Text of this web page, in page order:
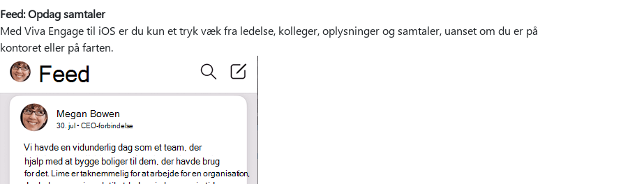
Feed: Opdag samtaler
Med Viva Engage til iOS er du kun et tryk væk fra ledelse, kolleger, oplysninger og samtaler, uanset om du er på
kontoret eller på farten.